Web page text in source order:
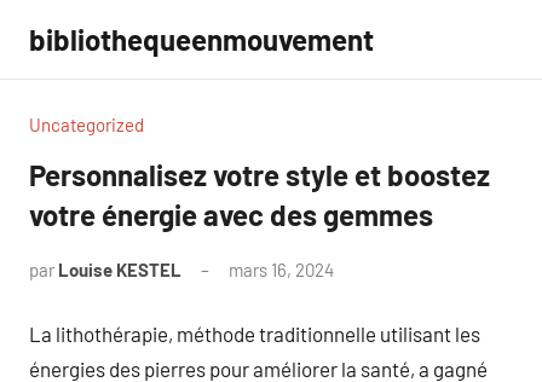
contenu
bibliothequeenmouvement
Uncategorized
Personnalisez votre style et boostez
votre énergie avec des gemmes
par Louise KESTEL mars 16, 2024
La lithothérapie, méthode traditionnelle utilisant les
énergies des pierres pour améliorer la santé, a gagné